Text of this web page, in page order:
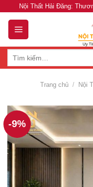
content
Nội Thất Hải Đăng:
Trang chủ / Nội
-9%